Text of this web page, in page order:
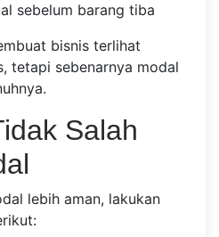
sebelum barang tiba
bisnis terlihat
tetapi sebenarnya modal
Salah
lebih aman, lakukan